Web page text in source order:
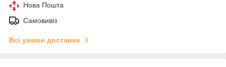
Нова Пошта
Самовивіз
Всі умови доставки